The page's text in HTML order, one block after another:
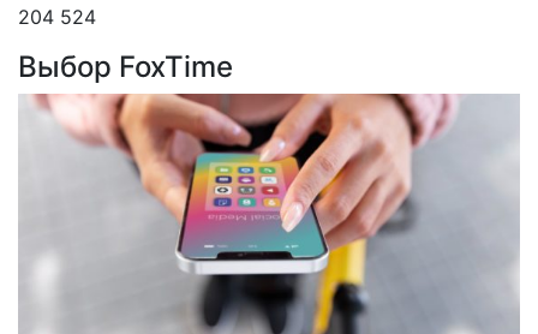
204 524
Выбор FoxTime